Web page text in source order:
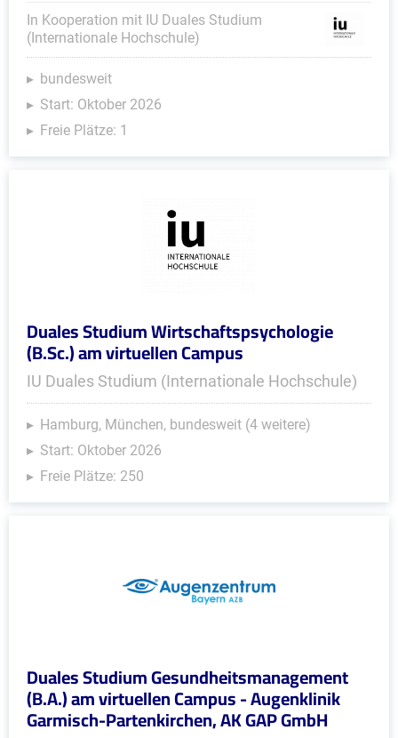
In Kooperation mit IU Duales Studium
(Internationale Hochschule)
bundesweit
Start: Oktober 2026
Freie Plätze: 1
Duales Studium Wirtschaftspsychologie
(B.Sc.) am virtuellen Campus
IU Duales Studium (Internationale Hochschule)
Hamburg, München, bundesweit (4 weitere)
Start: Oktober 2026
Freie Plätze: 250
Duales Studium Gesundheitsmanagement
(B.A.) am virtuellen Campus - Augenklinik
Garmisch-Partenkirchen, AK GAP GmbH